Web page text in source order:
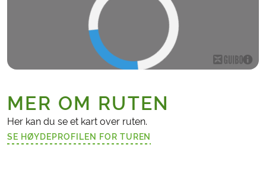
MER OM RUTEN
Her kan du se et kart over ruten.
SE HØYDEPROFILEN FOR TUREN